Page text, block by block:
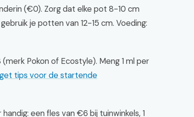
(€0). Zorg dat elke pot 8-10 cm
je potten van 12-15 cm. Voeding:
Pokon of Ecostyle). Meng 1 ml per
tips voor de startende
een fles van €6 bij tuinwinkels, 1